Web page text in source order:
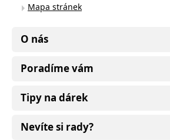
Mapa stránek
O nás
Poradíme vám
Tipy na dárek
Nevíte si rady?